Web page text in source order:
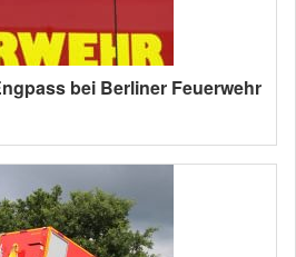
bei Berliner Feuerwehr